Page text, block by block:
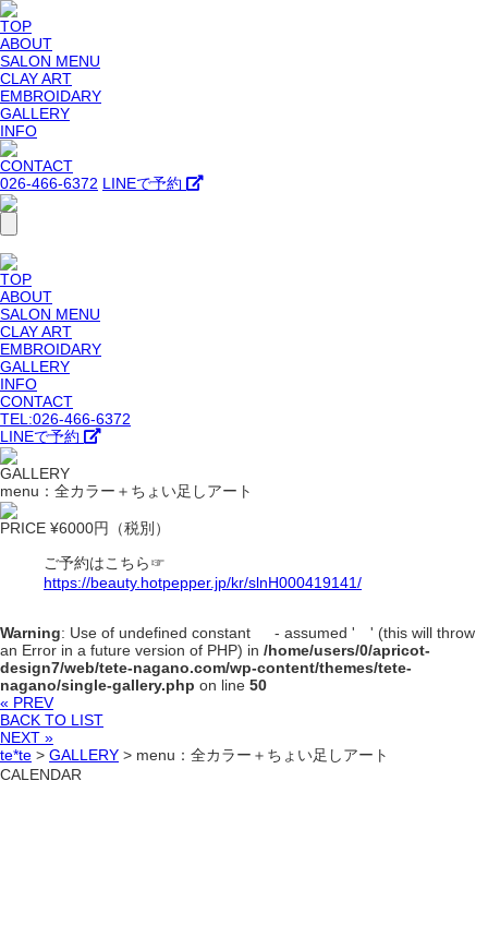
TOP
ABOUT
SALON MENU
CLAY ART
EMBROIDARY
GALLERY
INFO
CONTACT
026-466-6372 LINEで予約
TOP
ABOUT
SALON MENU
CLAY ART
EMBROIDARY
GALLERY
INFO
CONTACT
TEL:026-466-6372
LINEで予約
GALLERY
menu：全カラー＋ちょい足しアート
PRICE ¥6000円（税別）
ご予約はこちら☞
https://beauty.hotpepper.jp/kr/slnH000419141/
Warning: Use of undefined constant - assumed ' ' (this will throw
an Error in a future version of PHP) in /home/users/0/apricot-
design7/web/tete-nagano.com/wp-content/themes/tete-
nagano/single-gallery.php on line 50
« PREV
BACK TO LIST
NEXT »
te*te > GALLERY > menu：全カラー＋ちょい足しアート
CALENDAR